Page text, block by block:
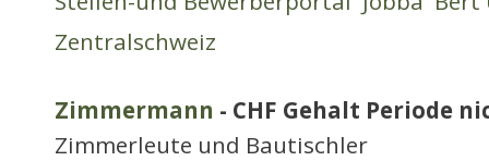
Zentralschweiz
Zimmermann - CHF Gehalt Periode
Zimmerleute und Bautischler